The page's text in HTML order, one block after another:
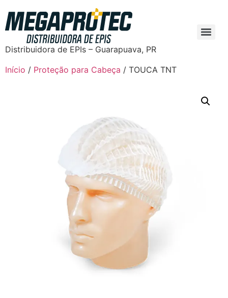
Distribuidora de EPIs – Guarapuava, PR
Início / Proteção para Cabeça / TOUCA TNT